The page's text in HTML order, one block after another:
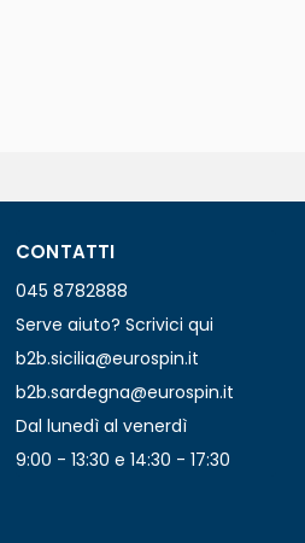
CONTATTI
045 8782888
Serve aiuto? Scrivici qui
b2b.sicilia@eurospin.it
b2b.sardegna@eurospin.it
Dal lunedì al venerdì
9:00 - 13:30 e 14:30 - 17:30